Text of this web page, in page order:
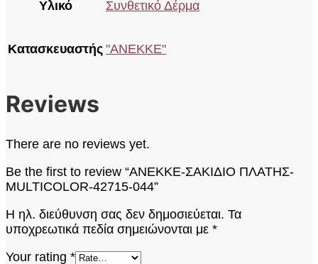
Υλικό Συνθετικό Δέρμα
Κατασκευαστής "ANEKKE"
Reviews
There are no reviews yet.
Be the first to review “ANEKKE-ΣΑΚΙΔΙΟ ΠΛΑΤΗΣ-
MULTICOLOR-42715-044”
Η ηλ. διεύθυνση σας δεν δημοσιεύεται. Τα
υποχρεωτικά πεδία σημειώνονται με *
Your rating *